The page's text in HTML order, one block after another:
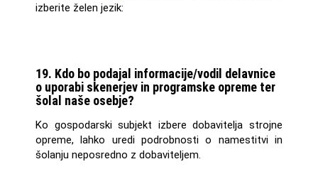
izberite želen jezik:
19. Kdo bo podajal informacije/vodil delavnice
o uporabi skenerjev in programske opreme ter
šolal naše osebje?
Ko gospodarski subjekt izbere dobavitelja strojne
opreme, lahko uredi podrobnosti o namestitvi in
šolanju neposredno z dobaviteljem.